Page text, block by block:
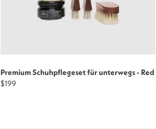
Premium Schuhpflegeset für unterwegs - Red
$199